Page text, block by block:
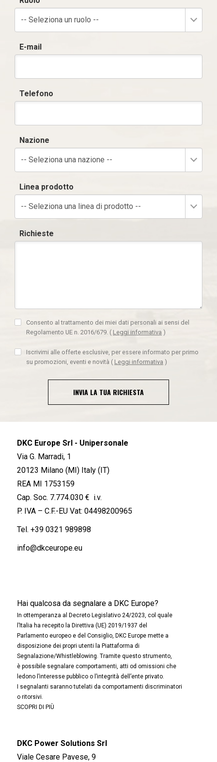
-- Seleziona un ruolo --
E-mail
Telefono
Nazione
-- Seleziona una nazione --
Linea prodotto
-- Seleziona una linea di prodotto --
Richieste
Consento al trattamento dei miei dati personali ai sensi del
Regolamento UE n. 2016/679. ( Leggi informativa )
Iscrivimi alle offerte esclusive, per essere informato per primo
su promozioni, eventi e novità ( Leggi informativa )
INVIA LA TUA RICHIESTA
DKC Europe Srl - Unipersonale
Via G. Marradi, 1
20123 Milano (MI) Italy (IT)
REA MI 1753159
Cap. Soc. 7.774.030 € i.v.
P. IVA – C.F.-EU Vat: 04498200965
Tel. +39 0321 989898
info@dkceurope.eu
Hai qualcosa da segnalare a DKC Europe?
In ottemperanza al Decreto Legislativo 24/2023, col quale
l’Italia ha recepito la Direttiva (UE) 2019/1937 del
Parlamento europeo e del Consiglio, DKC Europe mette a
disposizione dei propri utenti la Piattaforma di
Segnalazione/Whistleblowing. Tramite questo strumento,
è possibile segnalare comportamenti, atti od omissioni che
ledono l’interesse pubblico o l’integrità dell’ente privato.
I segnalanti saranno tutelati da comportamenti discriminatori
o ritorsivi.
SCOPRI DI PIÙ
DKC Power Solutions Srl
Viale Cesare Pavese, 9